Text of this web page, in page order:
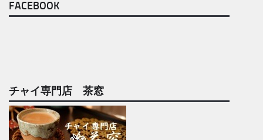
FACEBOOK
チャイ専門店 茶窓